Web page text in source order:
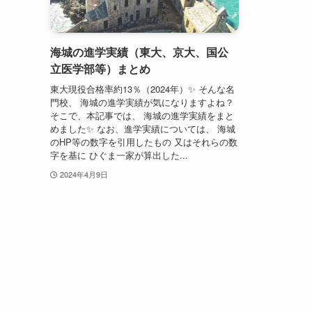
海城の進学実績（東大、京大、国公
立医学部等）まとめ
東大現役合格率約13％（2024年）✨ そんな名
門校、 海城の進学実績が気になりますよね？
そこで、本記事では、 海城の進学実績をまと
めました✨ なお、進学実績については、 海城
のHP等の数字を引用したもの 又はそれらの数
字を基に ひぐま一家が算出した...
2024年4月9日